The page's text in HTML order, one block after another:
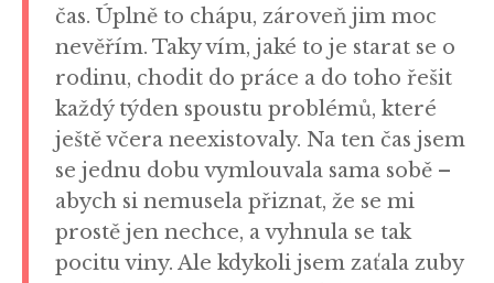
čas. Úplně to chápu, zároveň jim moc
nevěřím. Taky vím, jaké to je starat se o
rodinu, chodit do práce a do toho řešit
každý týden spoustu problémů, které
ještě včera neexistovaly. Na ten čas jsem
se jednu dobu vymlouvala sama sobě –
abych si nemusela přiznat, že se mi
prostě jen nechce, a vyhnula se tak
pocitu viny. Ale kdykoli jsem zaťala zuby